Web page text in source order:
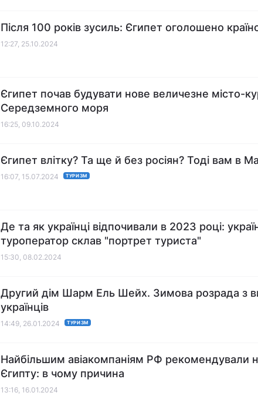
Після 100 років зусиль: Єгипет оголошено
12:27, 25.10.2024
Єгипет почав будувати нове величезне місто-
Середземного моря
16:25, 09.10.2024
Єгипет влітку? Та ще й без росіян? Тоді вам в
16:07, 15.07.2024 ТУРИЗМ
Де та як українці відпочивали в 2023 році:
туроператор склав "портрет туриста"
15:30, 08.02.2024
Другий дім Шарм Ель Шейх. Зимова розрада з
українців
14:49, 26.01.2024 ТУРИЗМ
Найбільшим авіакомпаніям РФ рекомендували
Єгипту: в чому причина
13:16, 16.01.2024